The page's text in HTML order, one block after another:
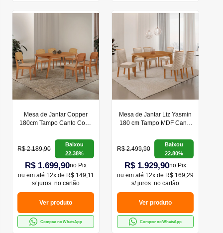
Mesa de Jantar Copper
180cm Tampo Canto Copo
Cadeiras Copper Premium
Moderna Mobília
R$ 2.189,90
Baixou
22.38%
R$ 1.699,90no Pix
ou ematé 12x de R$ 149,11
s/ juros no cartão
Ver produto
Comprar no WhatsApp
Mesa de Jantar Liz Yasmin
180 cm Tampo MDF Canto
Cadeiras Moderna Mobília
R$ 2.499,90
Baixou
22.80%
R$ 1.929,90no Pix
ou em até 12x de R$ 169,29
s/ juros no cartão
Ver produto
Comprar no WhatsApp